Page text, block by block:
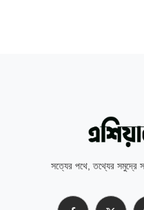
সত্যের পথে, তথ্যের সমুদ্রে